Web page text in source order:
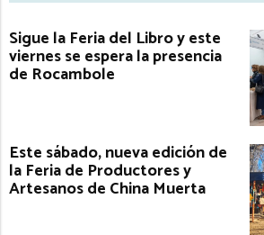
Sigue la Feria del Libro y este
viernes se espera la presencia
de Rocambole
Este sábado, nueva edición de
la Feria de Productores y
Artesanos de China Muerta